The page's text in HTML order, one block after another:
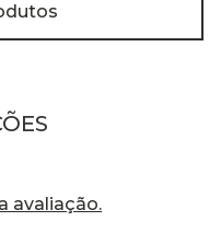
avaliação.